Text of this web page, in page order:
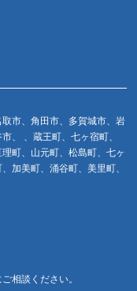
市、角田市、多賀城市、岩
、 、蔵王町、七ヶ宿町、
町、山元町、松島町、七ヶ
加美町、涌谷町、美里町、
相談ください。